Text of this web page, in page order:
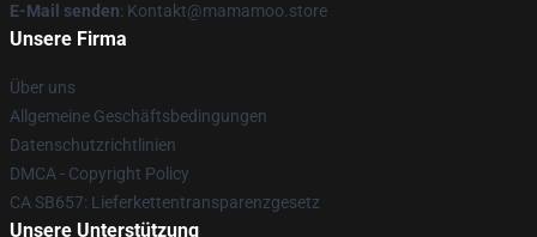
E-Mail senden: Kontakt@mamamoo.store
Unsere Firma
Über uns
Allgemeine Geschäftsbedingungen
Datenschutzrichtlinien
DMCA - Copyright Policy
CA SB657: Lieferkettentransparenzgesetz
Unsere Unterstützung